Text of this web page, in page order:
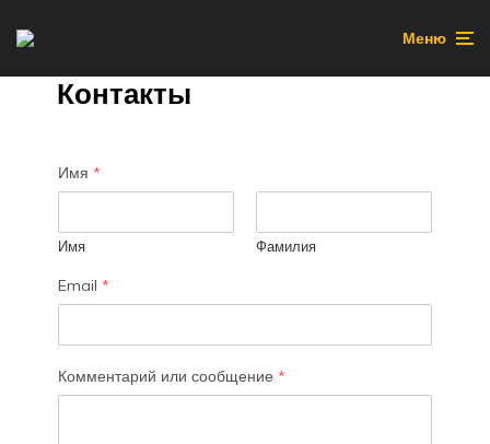
Меню
Контакты
Имя *
Имя Фамилия
Email *
Комментарий или сообщение *